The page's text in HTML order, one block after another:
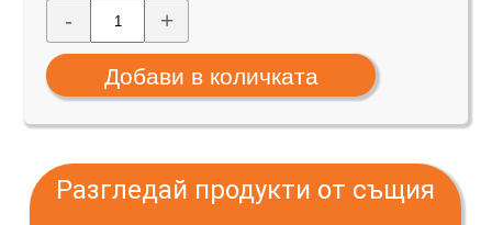
- +
Разгледай продукти от същия